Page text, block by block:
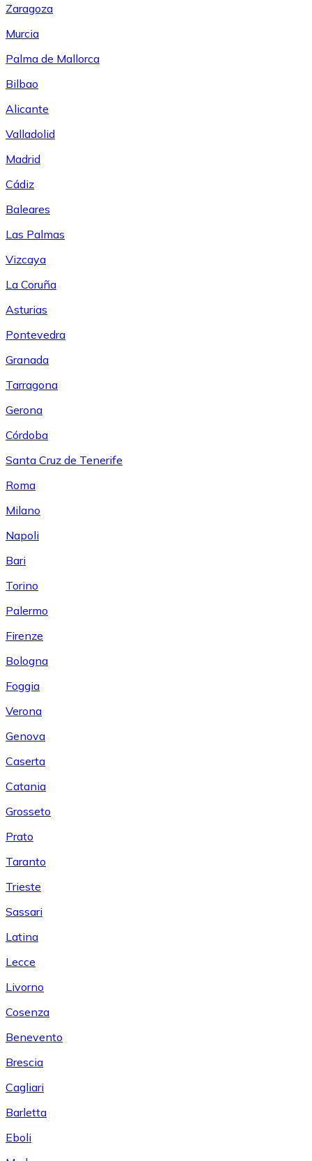
Zaragoza
Murcia
Palma de Mallorca
Bilbao
Alicante
Valladolid
Madrid
Cádiz
Baleares
Las Palmas
Vizcaya
La Coruña
Asturias
Pontevedra
Granada
Tarragona
Gerona
Córdoba
Santa Cruz de Tenerife
Roma
Milano
Napoli
Bari
Torino
Palermo
Firenze
Bologna
Foggia
Verona
Genova
Caserta
Catania
Grosseto
Prato
Taranto
Trieste
Sassari
Latina
Lecce
Livorno
Cosenza
Benevento
Brescia
Cagliari
Barletta
Eboli